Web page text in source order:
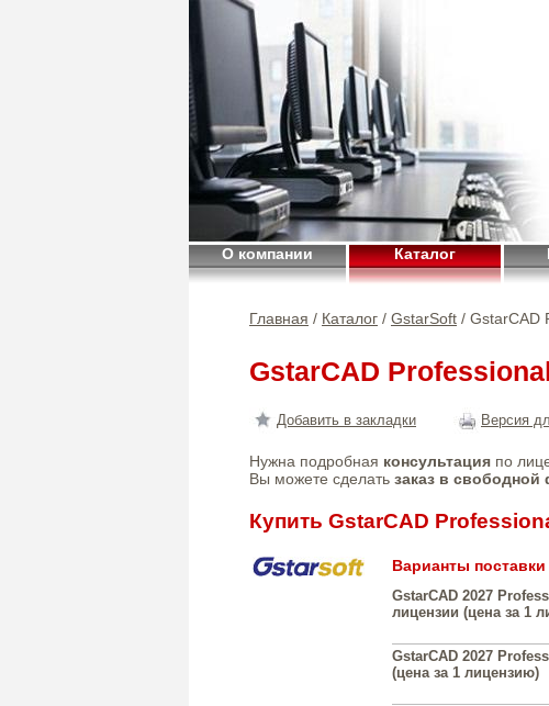
О компании Каталог
Главная / Каталог / GstarSoft / GstarCAD
GstarCAD
Добавить в закладки Версия
Нужна подробная консультация по
Вы можете сделать заказ в
Купить GstarCAD
Варианты
GstarCAD 2027
лицензии (цена за 1
GstarCAD 2027
(цена за 1 лицензию)